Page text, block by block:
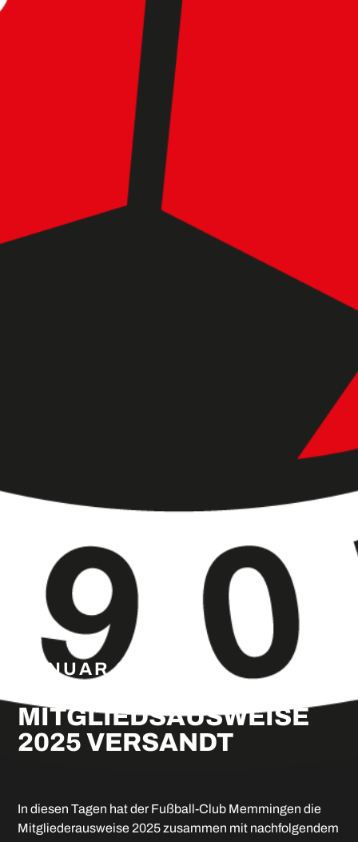
JANUAR 3, 2025
MITGLIEDSAUSWEISE
2025 VERSANDT
In diesen Tagen hat der Fußball-Club Memmingen die
Mitgliederausweise 2025 zusammen mit nachfolgendem